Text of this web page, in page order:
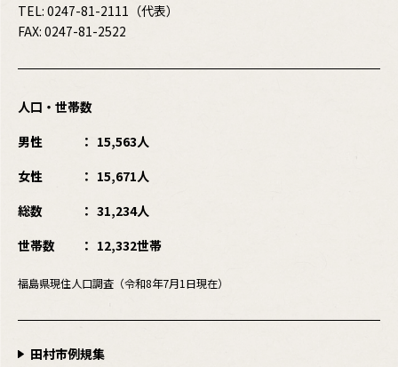
TEL: 0247-81-2111 （代表）
FAX: 0247-81-2522
人口・世帯数
男性
15,563人
女性
15,671人
総数
31,234人
世帯数
12,332世帯
福島県現住人口調査（令和8年7月1日現在）
田村市例規集